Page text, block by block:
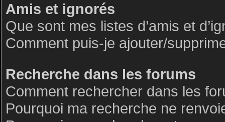
Amis et ignorés
Que sont mes listes d’amis et
Comment puis-je ajouter/
Recherche dans les forums
Comment rechercher dans les
Pourquoi ma recherche ne